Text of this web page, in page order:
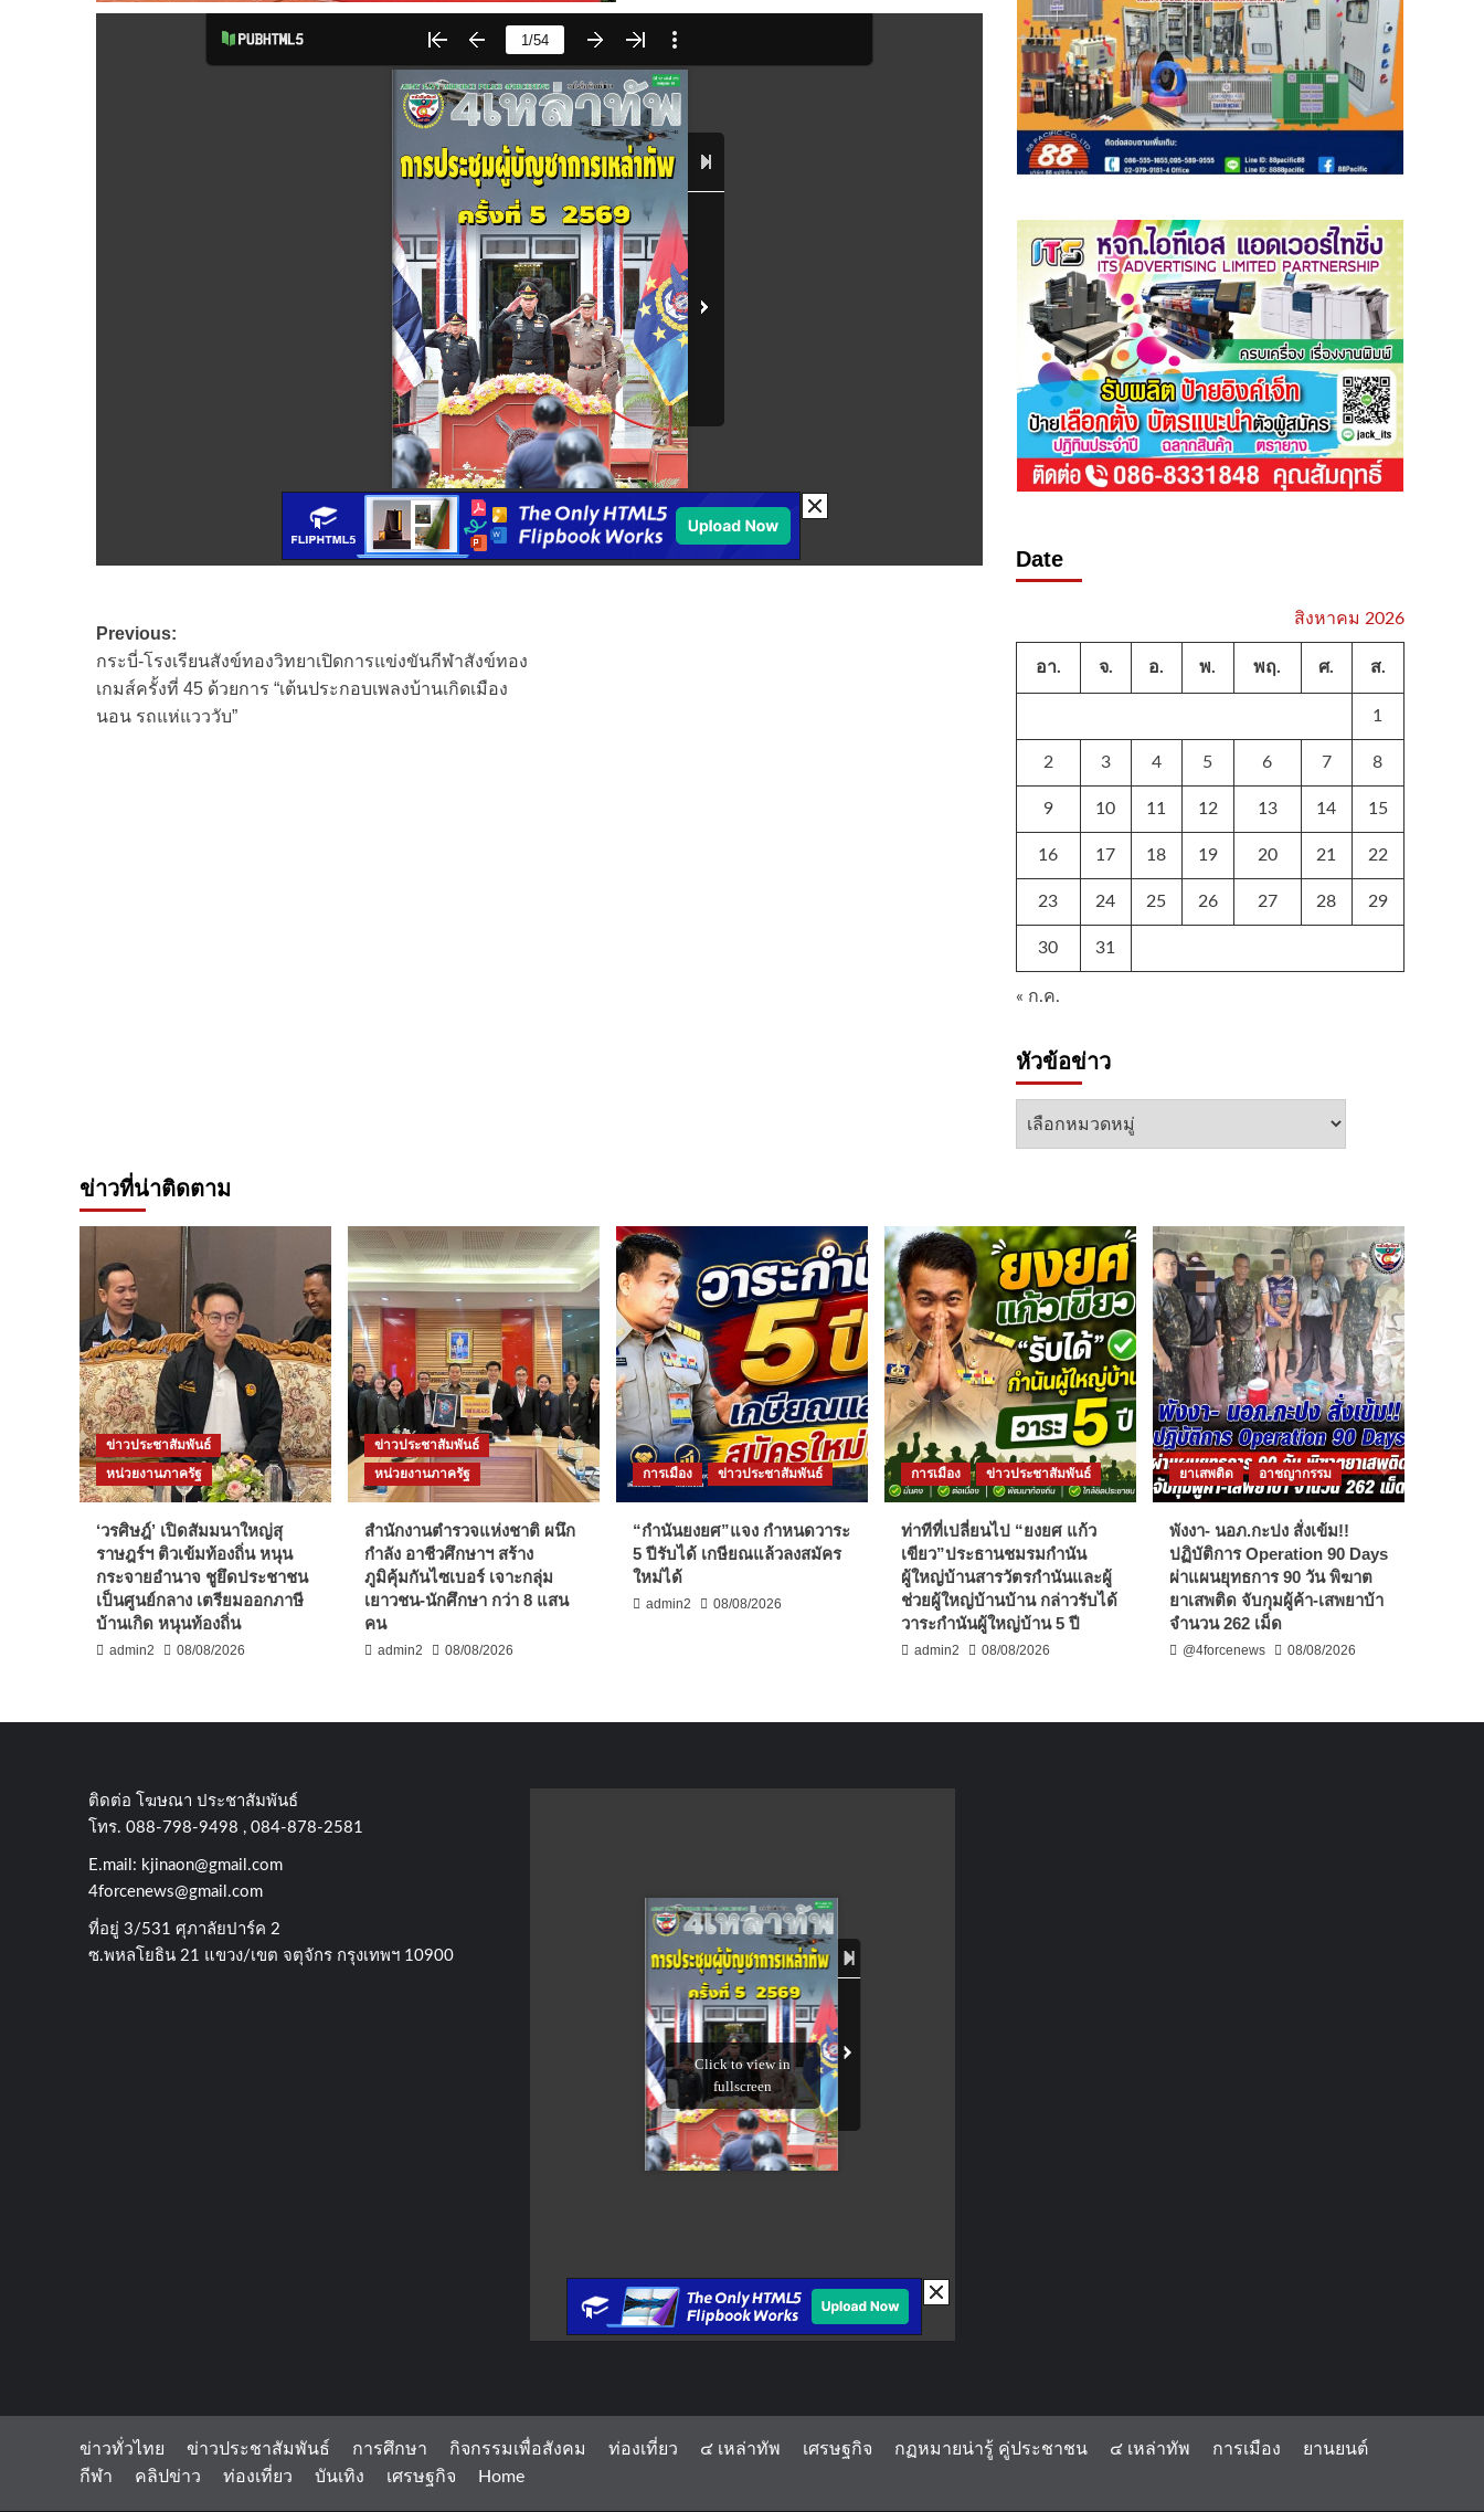
Post
navigation
Previous:
กระบี่-โรงเรียนสังข์ทองวิทยาเปิดการแข่งขันกีฬาสังข์ทอง
เกมส์ครั้งที่ 45 ด้วยการ “เต้นประกอบเพลงบ้านเกิดเมือง
นอน รถแห่แวววับ”
Date
สิงหาคม 2026
อา. จ. อ. พ. พฤ. ศ. ส.
1
2 3 4 5 6 7 8
9 10 11 12 13 14 15
16 17 18 19 20 21 22
23 24 25 26 27 28 29
30 31
« ก.ค.
หัวข้อข่าว
หัวข้อ
ข่าวที่น่าติดตาม
ข่าวประชาสัมพันธ์
หน่วยงานภาครัฐ
‘วรศิษฎ์’ เปิดสัมมนาใหญ่สุ
ราษฎร์ฯ ติวเข้มท้องถิ่น หนุน
กระจายอำนาจ ชูยึดประชาชน
เป็นศูนย์กลาง เตรียมออกภาษี
บ้านเกิด หนุนท้องถิ่น
admin2 08/08/2026
ข่าวประชาสัมพันธ์
หน่วยงานภาครัฐ
สำนักงานตำรวจแห่งชาติ ผนึก
กำลัง อาชีวศึกษาฯ สร้าง
ภูมิคุ้มกันไซเบอร์ เจาะกลุ่ม
เยาวชน-นักศึกษา กว่า 8 แสน
คน
admin2 08/08/2026
การเมือง ข่าวประชาสัมพันธ์
“กำนันยงยศ”แจง กำหนดวาระ
5 ปีรับได้ เกษียณแล้วลงสมัคร
ใหม่ได้
admin2 08/08/2026
การเมือง ข่าวประชาสัมพันธ์
ท่าทีที่เปลี่ยนไป “ยงยศ แก้ว
เขียว”ประธานชมรมกำนัน
ผู้ใหญ่บ้านสารวัตรกำนันและผู้
ช่วยผู้ใหญ่บ้านบ้าน กล่าวรับได้
วาระกำนันผู้ใหญ่บ้าน 5 ปี
admin2 08/08/2026
ยาเสพติด อาชญากรรม
พังงา- นอภ.กะปง สั่งเข้ม!!
ปฏิบัติการ Operation 90 Days
ผ่าแผนยุทธการ 90 วัน พิฆาต
ยาเสพติด จับกุมผู้ค้า-เสพยาบ้า
จำนวน 262 เม็ด
@4forcenews 08/08/2026
ติดต่อ​ โฆษณา​ ประชาสัมพันธ์
โทร​. 088-798-9498 , 084-878-2581
E.mail: kjinaon@gmail.com
4forcenews@gmail.com
ที่อยู่​ 3/531​ ศุภาลัยปาร์ค​ 2
ซ.พหลโยธิน​ 21​ แขวง/เขต​ จตุจักร​ กรุงเทพฯ 10900
ข่าวทั่วไทย ข่าวประชาสัมพันธ์ การศึกษา กิจกรรมเพื่อสังคม ท่องเที่ยว ๔ เหล่าทัพ เศรษฐกิจ กฏหมายน่ารู้ คู่ประชาชน ๔ เหล่าทัพ การเมือง
ยานยนต์
กีฬา
คลิปข่าว ท่องเที่ยว บันเทิง เศรษฐกิจ Home